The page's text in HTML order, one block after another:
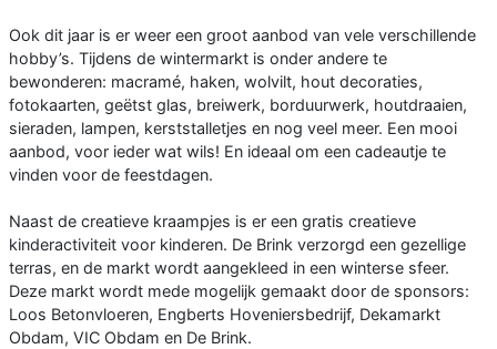
Ook dit jaar is er weer een groot aanbod van vele verschillende
hobby’s. Tijdens de wintermarkt is onder andere te
bewonderen: macramé, haken, wolvilt, hout decoraties,
fotokaarten, geëtst glas, breiwerk, borduurwerk, houtdraaien,
sieraden, lampen, kerststalletjes en nog veel meer. Een mooi
aanbod, voor ieder wat wils! En ideaal om een cadeautje te
vinden voor de feestdagen.
Naast de creatieve kraampjes is er een gratis creatieve
kinderactiviteit voor kinderen. De Brink verzorgd een gezellige
terras, en de markt wordt aangekleed in een winterse sfeer.
Deze markt wordt mede mogelijk gemaakt door de sponsors:
Loos Betonvloeren, Engberts Hoveniersbedrijf, Dekamarkt
Obdam, VIC Obdam en De Brink.